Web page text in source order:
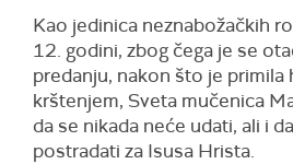
Kao jedinica neznabožačkih
12. godini, zbog čega je se
predanju, nakon što je primila
krštenjem, Sveta mučenica
da se nikada neće udati, ali i
postradati za Isusa Hrista.